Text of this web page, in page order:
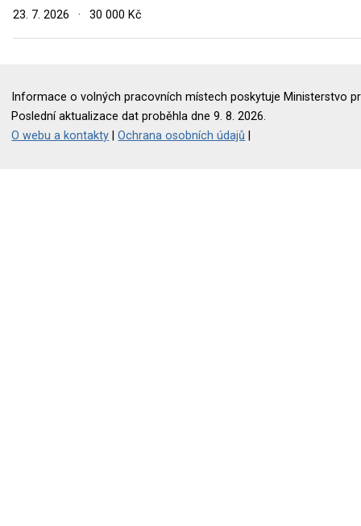
23. 7. 2026
· 30 000 Kč
Informace o volných pracovních místech poskytuje Ministerstvo
Poslední aktualizace dat proběhla dne 9. 8. 2026.
O webu a kontakty |Ochrana osobních údajů